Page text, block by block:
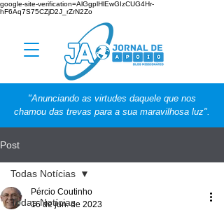
google-site-verification=AlGgplHlEwGIzCUG4Hr-
hF6Aq7S75CZjD2J_rZrN2Zo
"Anunciando as virtudes daquele que nos
chamou das trevas para a sua maravilhosa luz".
Post
Todas Notícias
Todas Notícias
Pércio Coutinho
16 de jun. de 2023